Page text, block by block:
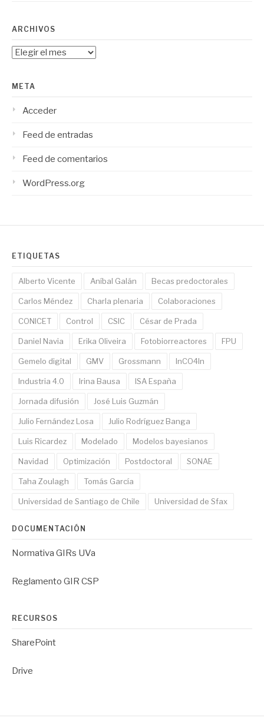
ARCHIVOS
Archivos
META
Acceder
Feed de entradas
Feed de comentarios
WordPress.org
ETIQUETAS
Alberto Vicente Aníbal Galán Becas predoctorales
Carlos Méndez Charla plenaria Colaboraciones
CONICET Control CSIC César de Prada
Daniel Navia Erika Oliveira Fotobiorreactores FPU
Gemelo digital GMV Grossmann InCO4In
Industria 4.0 Irina Bausa ISA España
Jornada difusión José Luis Guzmán
Julio Fernández Losa Julio Rodríguez Banga
Luis Ricardez Modelado Modelos bayesianos
Navidad Optimización Postdoctoral SONAE
Taha Zoulagh Tomás García
Universidad de Santiago de Chile Universidad de Sfax
DOCUMENTACIÓN
Normativa GIRs UVa
Reglamento GIR CSP
RECURSOS
SharePoint
Drive